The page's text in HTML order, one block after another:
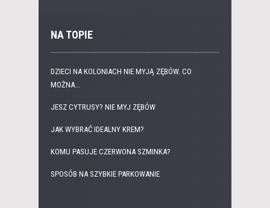
NA TOPIE
DZIECI NA KOLONIACH NIE MYJĄ ZĘBÓW. CO
MOŻNA...
JESZ CYTRUSY? NIE MYJ ZĘBÓW
JAK WYBRAĆ IDEALNY KREM?
KOMU PASUJE CZERWONA SZMINKA?
SPOSÓB NA SZYBKIE PARKOWANIE